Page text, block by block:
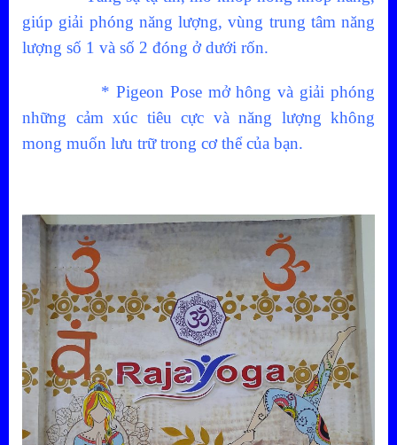
giúp giải phóng năng lượng, vùng trung tâm năng
lượng số 1 và số 2 đóng ở dưới rốn.
* Pigeon Pose mở hông và giải phóng
những cảm xúc tiêu cực và năng lượng không
mong muốn lưu trữ trong cơ thể của bạn.